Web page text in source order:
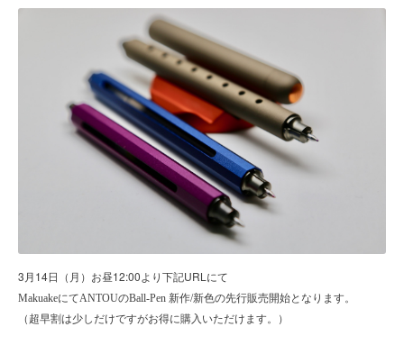
3 月 14日（月）お昼12:00 より下記URL にて
MakuakeにてANTOUのBall-Pen 新作/新色の先行販売開始となります。
（超早割は少しだけですがお得に購入いただけます。）